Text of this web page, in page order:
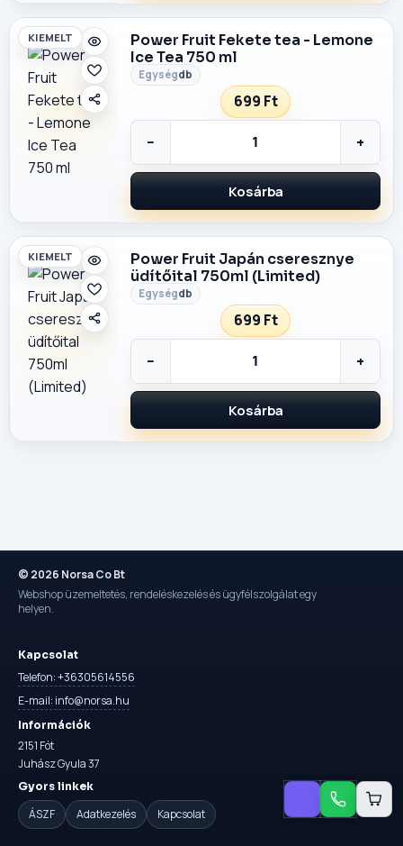
KIEMELT
Power Fruit Fekete tea - Lemone
Ice Tea 750 ml
db
699 Ft
− +
Kosárba
KIEMELT
Power Fruit Japán cseresznye
üdítőital 750ml (Limited)
db
699 Ft
− +
Kosárba
© 2026 Norsa Co Bt
Webshop üzemeltetés, rendeléskezelés és ügyfélszolgálat egy
helyen.
Kapcsolat
Telefon: +36305614556
E-mail: info@norsa.hu
Információk
2151 Fót
Juhász Gyula 37
Gyors linkek
ÁSZF Adatkezelés Kapcsolat